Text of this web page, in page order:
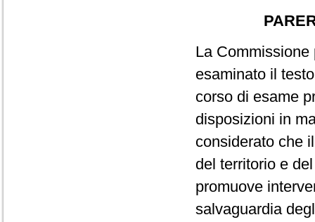
La
esaminato il
corso di esame
disposizioni in
considerato che
del territorio e
promuove
salvaguardia